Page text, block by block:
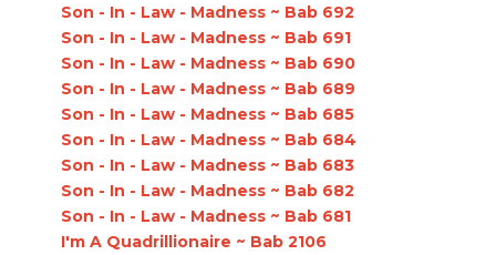
Son - In - Law - Madness ~ Bab 692
Son - In - Law - Madness ~ Bab 691
Son - In - Law - Madness ~ Bab 690
Son - In - Law - Madness ~ Bab 689
Son - In - Law - Madness ~ Bab 685
Son - In - Law - Madness ~ Bab 684
Son - In - Law - Madness ~ Bab 683
Son - In - Law - Madness ~ Bab 682
Son - In - Law - Madness ~ Bab 681
I'm A Quadrillionaire ~ Bab 2106